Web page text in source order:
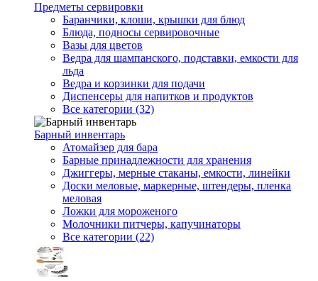
Предметы сервировки
Баранчики, клоши, крышки для блюд
Блюда, подносы сервировочные
Вазы для цветов
Ведра для шампанского, подставки, емкости для
льда
Ведра и корзинки для подачи
Диспенсеры для напитков и продуктов
Все категории (32)
Барный инвентарь
Атомайзер для бара
Барные принадлежности для хранения
Джиггеры, мерные стаканы, емкости, линейки
Доски меловые, маркерные, штендеры, пленка
меловая
Ложки для мороженого
Молочники питчеры, капучинаторы
Все категории (22)